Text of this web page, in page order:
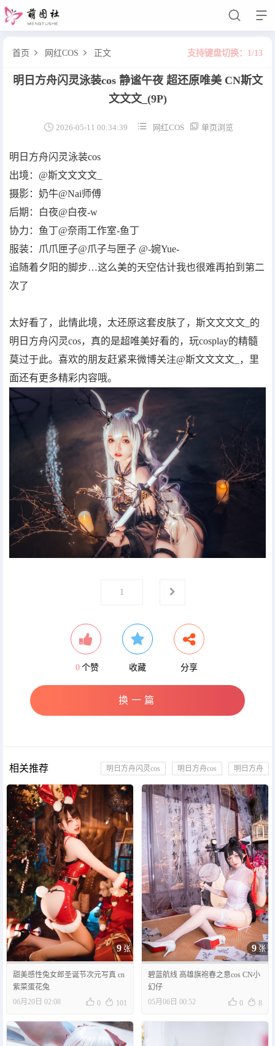


软妹萌娘
首页  网红COS  正文 支持键盘切换：1/13
明日方舟闪灵泳装cos 静谧午夜 超还原唯美 CN斯文
文文文_ (9P)
 2026-05-11 00:34:39  网红COS  单页浏览
明日方舟闪灵泳装cos
出境：@斯文文文文_
摄影：奶牛@Nai师傅
后期：白夜@白夜-w
协力：鱼丁@奈雨工作室-鱼丁
服装：爪爪匣子@爪子与匣子 @-婉Yue-
追随着夕阳的脚步…这么美的天空估计我也很难再拍到第二
次了
太好看了，此情此境，太还原这套皮肤了，斯文文文文_的
明日方舟闪灵cos，真的是超唯美好看的，玩cosplay的精髓
莫过于此。喜欢的朋友赶紧来微博关注@斯文文文文_，里
面还有更多精彩内容哦。
第1
0 个赞 收藏 分享
换一篇
相关推荐 明日方舟
明日方舟cos
明日方舟闪灵cos
明日方舟闪灵泳装cos
闪灵泳装cos
静谧午夜闪灵cos
闪灵泳装静谧午夜
斯文文文文_闪灵cos
斯文文文文二次元cos
斯文文文文_cos
9 张
甜美感性兔女郎圣诞节次元写真 cn
紫菜蛋花兔
06月20日 02:08
 0  101
9 张
碧蓝航线 高雄旗袍春之意cos CN小
幻仔
05月06日 00:52
 0  8